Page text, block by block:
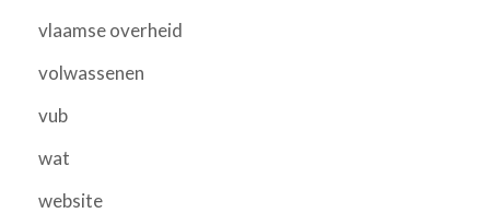
vlaamse overheid
volwassenen
vub
wat
website